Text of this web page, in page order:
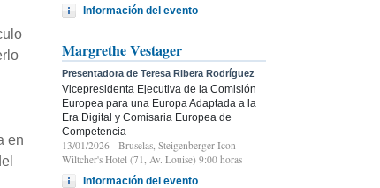
en
Información del evento
Margrethe Vestager
Presentadora de Teresa Ribera Rodríguez
Vicepresidenta Ejecutiva de la Comisión
Europea para una Europa Adaptada a la
Era Digital y Comisaria Europea de
Competencia
13/01/2026 - Bruselas, Steigenberger Icon
Wiltcher's Hotel (71, Av. Louise) 9:00 horas
Información del evento